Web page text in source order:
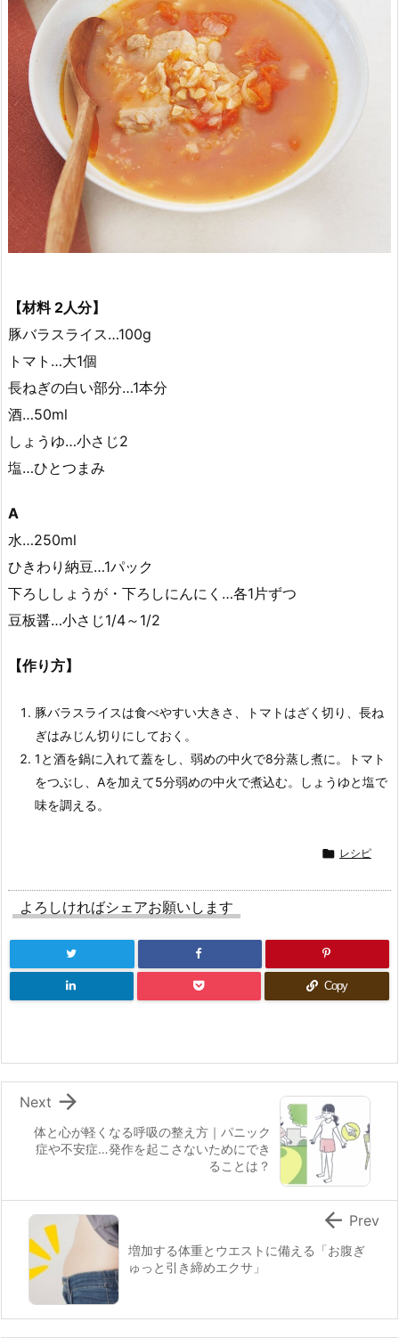
【材料 2人分】
豚バラスライス…100g
トマト…大1個
長ねぎの白い部分…1本分
酒…50ml
しょうゆ…小さじ2
塩…ひとつまみ
A
水…250ml
ひきわり納豆…1パック
下ろししょうが・下ろしにんにく…各1片ずつ
豆板醤…小さじ1/4～1/2
【作り方】
豚バラスライスは食べやすい大きさ、トマトはざく切り、長ね
ぎはみじん切りにしておく。
1と酒を鍋に入れて蓋をし、弱めの中火で8分蒸し煮に。トマト
をつぶし、Aを加えて5分弱めの中火で煮込む。しょうゆと塩で
味を調える。
 レシピ
よろしければシェアお願いします
Copy
体と心が軽くなる呼吸の整え方｜パニック
症や不安症…発作を起こさないためにでき
ることは？

Next
増加する体重とウエストに備える「お腹ぎ
ゅっと引き締めエクサ」
 Prev